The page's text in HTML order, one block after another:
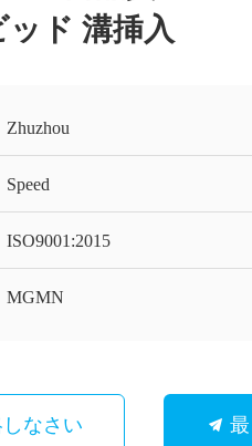
ド 溝挿入
Zhuzhou
Speed
ISO9001:2015
MGMN
なさい